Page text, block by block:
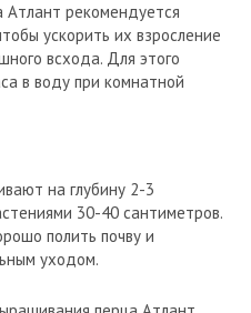
рекомендуется
ускорить их взросление
всхода. Для этого
в воду при комнатной
на глубину 2-3
30-40 сантиметров.
полить почву и
уходом.